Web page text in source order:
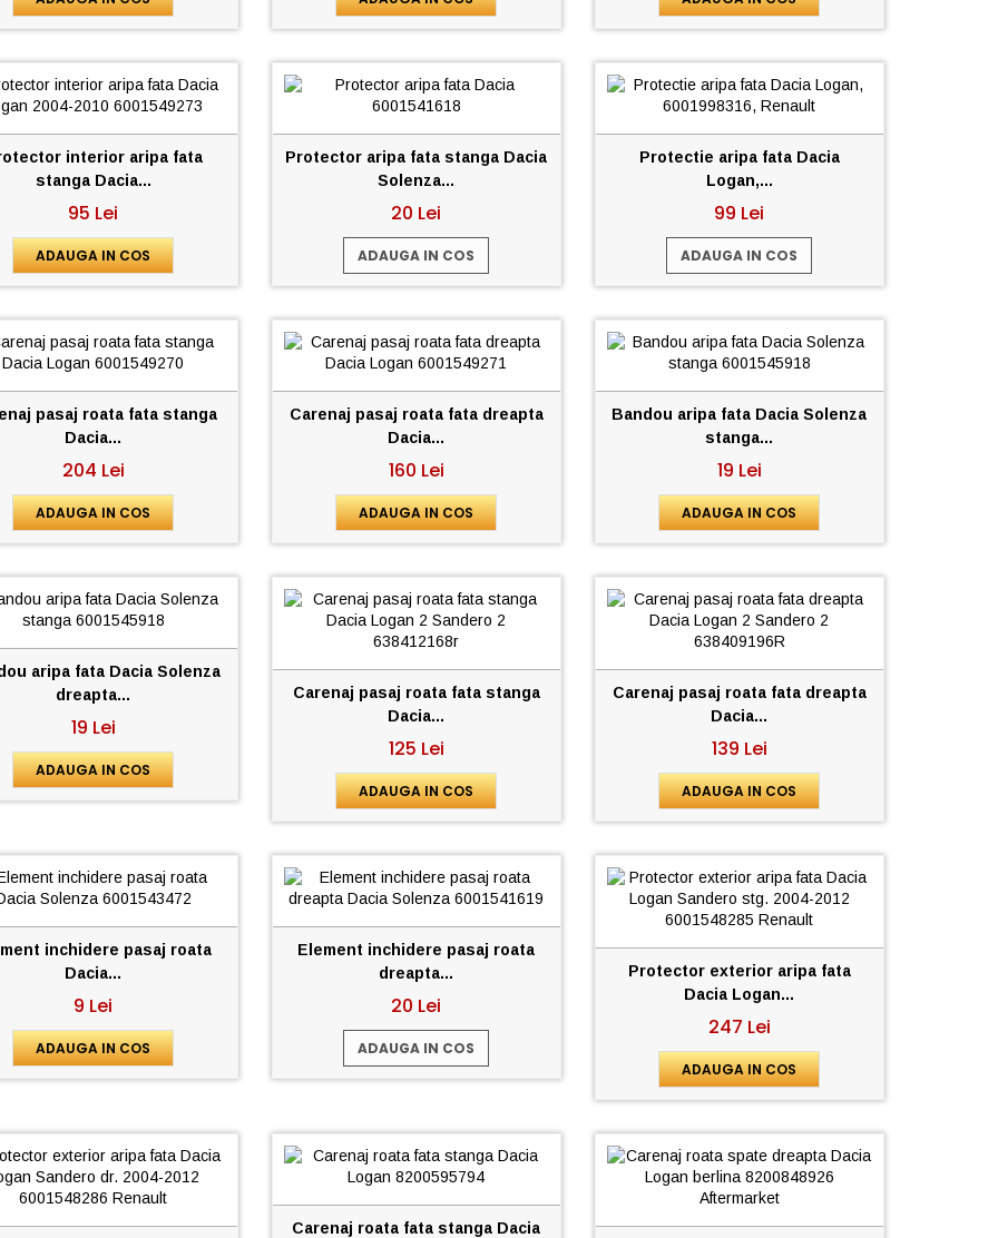
interior aripa fata
stanga Dacia...
95 Lei
ADAUGA IN COS
Protector aripa fata stanga Dacia
Solenza...
20 Lei
ADAUGA IN COS
Protectie aripa fata Dacia
Logan,...
99 Lei
ADAUGA IN COS
pasaj roata fata stanga
Dacia...
204 Lei
ADAUGA IN COS
Carenaj pasaj roata fata dreapta
Dacia...
160 Lei
ADAUGA IN COS
Bandou aripa fata Dacia Solenza
stanga...
19 Lei
ADAUGA IN COS
aripa fata Dacia Solenza
dreapta...
19 Lei
ADAUGA IN COS
Carenaj pasaj roata fata stanga
Dacia...
125 Lei
ADAUGA IN COS
Carenaj pasaj roata fata dreapta
Dacia...
139 Lei
ADAUGA IN COS
inchidere pasaj roata
Dacia...
9 Lei
ADAUGA IN COS
Element inchidere pasaj roata
dreapta...
20 Lei
ADAUGA IN COS
Protector exterior aripa fata
Dacia Logan...
247 Lei
ADAUGA IN COS
Carenaj roata fata stanga Dacia